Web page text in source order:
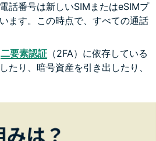
話番号は新しいSIMまたはeSIMプ
ます。この時点で、すべての通話
二要素認証 （2FA）に依存している
り、暗号資産を引き出したり、